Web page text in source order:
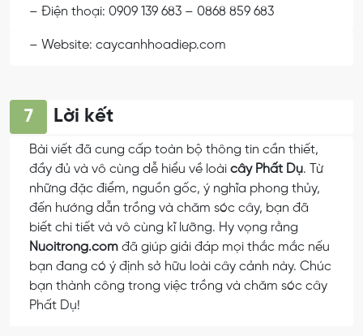
– Điện thoại: 0909 139 683 – 0868 859 683
– Website: caycanhhoadiep.com
7 Lời kết
Bài viết đã cung cấp toàn bộ thông tin cần thiết,
đầy đủ và vô cùng dễ hiểu về loài cây Phất Dụ. Từ
những đặc điểm, nguồn gốc, ý nghĩa phong thủy,
đến hướng dẫn trồng và chăm sóc cây, bạn đã
biết chi tiết và vô cùng kĩ lưỡng. Hy vọng rằng
Nuoitrong.com đã giúp giải đáp mọi thắc mắc nếu
bạn đang có ý định sở hữu loài cây cảnh này. Chúc
bạn thành công trong việc trồng và chăm sóc cây
Phất Dụ!